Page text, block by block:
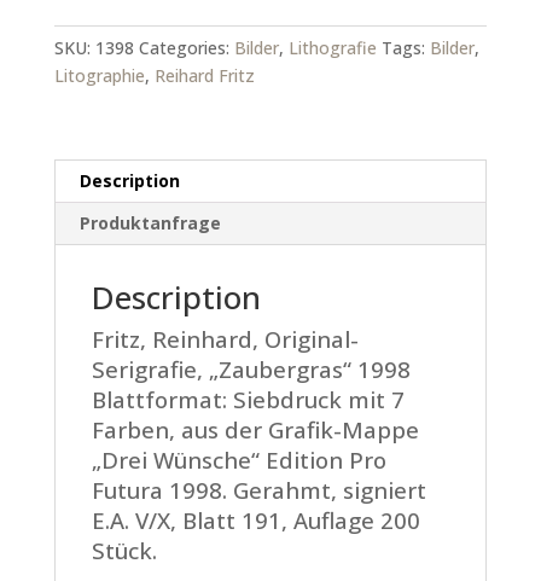
"Zaubergras"
quantity
SKU: 1398 Categories: Bilder, Lithografie Tags: Bilder,
Litographie, Reihard Fritz
Description
Produktanfrage
Description
Fritz, Reinhard, Original-
Serigrafie, „Zaubergras“ 1998
Blattformat: Siebdruck mit 7
Farben, aus der Grafik-Mappe
„Drei Wünsche“ Edition Pro
Futura 1998. Gerahmt, signiert
E.A. V/X, Blatt 191, Auflage 200
Stück.